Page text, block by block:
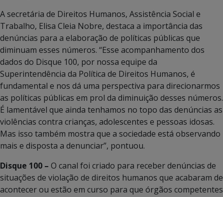
A secretária de Direitos Humanos, Assistência Social e
Trabalho, Elisa Cleia Nobre, destaca a importância das
denúncias para a elaboração de políticas públicas que
diminuam esses números. “Esse acompanhamento dos
dados do Disque 100, por nossa equipe da
Superintendência da Política de Direitos Humanos, é
fundamental e nos dá uma perspectiva para direcionarmos
as políticas públicas em prol da diminuição desses números.
É lamentável que ainda tenhamos no topo das denúncias as
violências contra crianças, adolescentes e pessoas idosas.
Mas isso também mostra que a sociedade está observando
mais e disposta a denunciar”, pontuou.
Disque 100 – O canal foi criado para receber denúncias de
situações de violação de direitos humanos que acabaram de
acontecer ou estão em curso para que órgãos competentes